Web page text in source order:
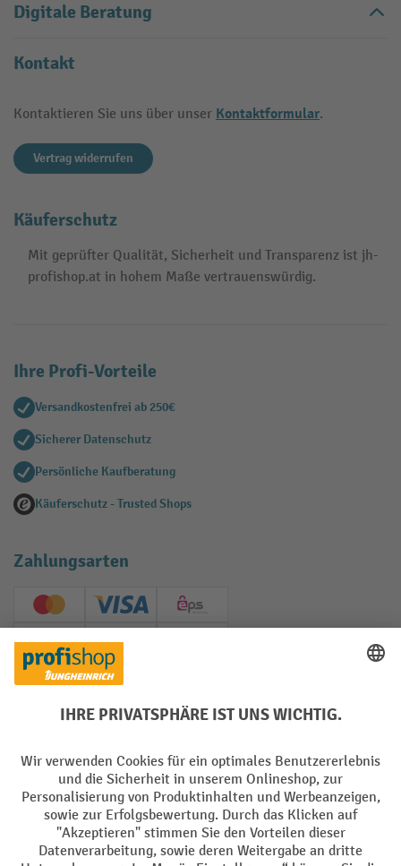
Digitale Beratung
Kontakt
Kontaktieren Sie uns über unser Kontaktformular.
Vertrag widerrufen
Käuferschutz
Mit geprüfter Qualität, Sicherheit und Transparenz ist jh-
profishop.at in hohem Maße vertrauenswürdig.
Ihre Profi-Vorteile
Versandkostenfrei ab 250€
Sicherer Datenschutz
Persönliche Kaufberatung
Käuferschutz - Trusted Shops
Zahlungsarten
Creditcard (Master)Creditcard (Visa)
EPS
PayPal
Soziale Netzwerke
Impressum Datenschutz